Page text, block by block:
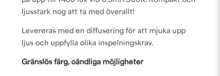
ljusstark nog att ta med överallt!
Levereras med en diffusering för att mjuka upp
ljus och uppfylla olika inspelningskrav.
Gränslös färg, oändliga möjligheter